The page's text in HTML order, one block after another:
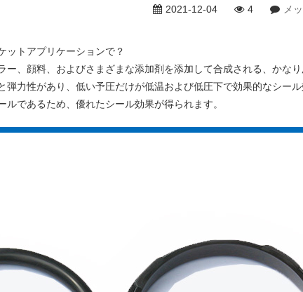
2021-12-04 4 メ
ット アプリケーションで？
ー、顔料、およびさまざまな添加剤を添加して合成される、かなり
弾力性があり、低い予圧だけが低温および低圧下で効果的なシー
であるため、優れたシール効果が得られます。